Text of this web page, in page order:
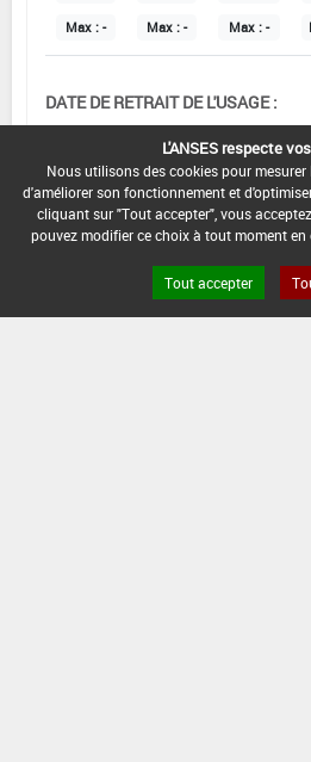
Max : - Max : - Max : -
DATE DE RETRAIT DE L'USAGE :
-
COMMENTAIRE :
L'ANSES respecte
Nous utilisons des cookies pour
d'améliorer son fonctionnement et
cliquant sur "Tout accepter", vous
pouvez modifier ce choix à tout moment
Tout accepter